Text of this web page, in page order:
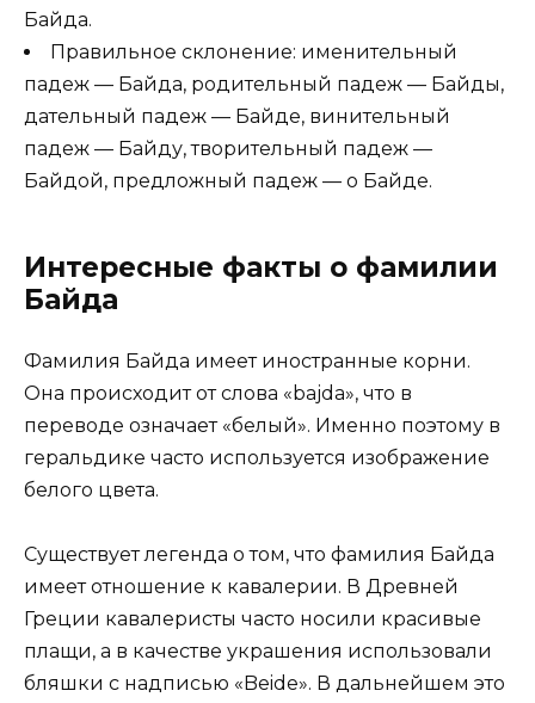
Байда.
Правильное склонение: именительный
падеж — Байда, родительный падеж — Байды,
дательный падеж — Байде, винительный
падеж — Байду, творительный падеж —
Байдой, предложный падеж — о Байде.
Интересные факты о фамилии
Байда
Фамилия Байда имеет иностранные корни.
Она происходит от слова «bajda», что в
переводе означает «белый». Именно поэтому в
геральдике часто используется изображение
белого цвета.
Существует легенда о том, что фамилия Байда
имеет отношение к кавалерии. В Древней
Греции кавалеристы часто носили красивые
плащи, а в качестве украшения использовали
бляшки с надписью «Beide». В дальнейшем это